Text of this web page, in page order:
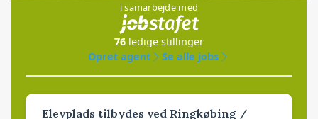
i samarbejde med
76 ledige stillinger
Opret agent
Se alle jobs
Elevplads tilbydes ved Ringkøbing /